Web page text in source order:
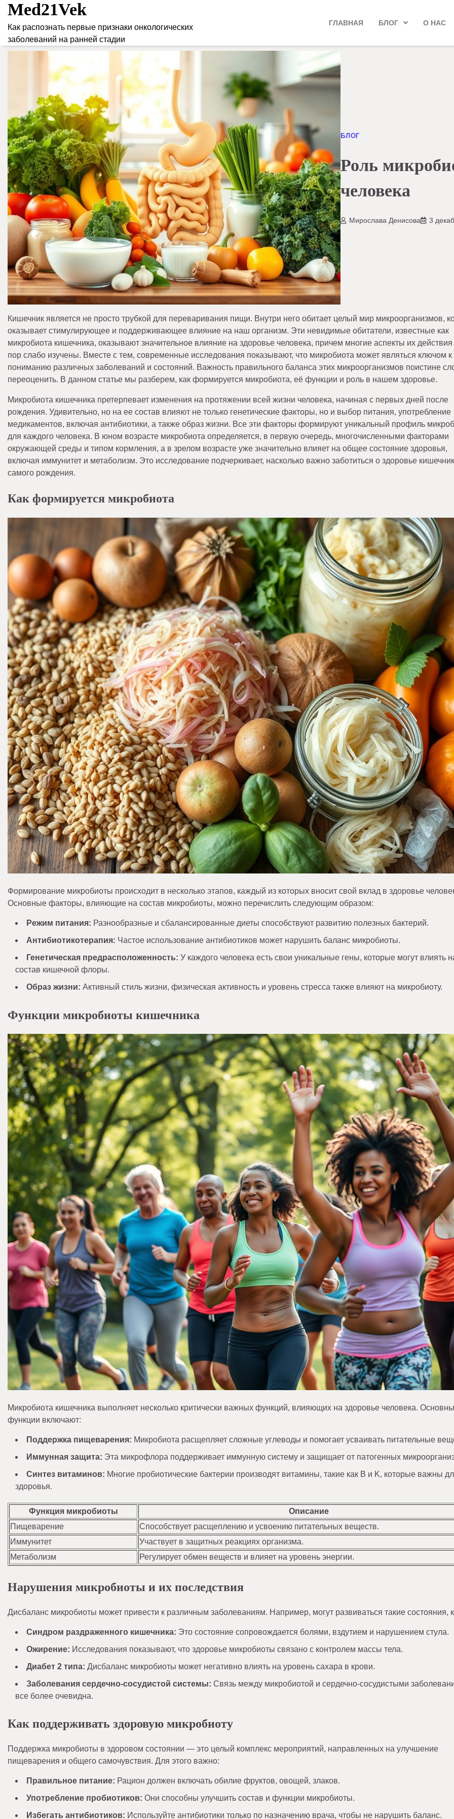
Skip
content
Med21Vek
Как распознать первые признаки онкологических
заболеваний на ранней стадии
ГЛАВНАЯ БЛОГ О НАС
БЛОГ
Роль
человека
Мирослава Денисова 3
Кишечник является не просто трубкой для переваривания пищи. Внутри него обитает целый мир микроорганизмов,
оказывает стимулирующее и поддерживающее влияние на наш организм. Эти невидимые обитатели, известные как
микробиота кишечника, оказывают значительное влияние на здоровье человека, причем многие аспекты их действия
пор слабо изучены. Вместе с тем, современные исследования показывают, что микробиота может являться ключом к
пониманию различных заболеваний и состояний. Важность правильного баланса этих микроорганизмов поистине
переоценить. В данном статье мы разберем, как формируется микробиота, её функции и роль в нашем здоровье.
Микробиота кишечника претерпевает изменения на протяжении всей жизни человека, начиная с первых дней после
рождения. Удивительно, но на ее состав влияют не только генетические факторы, но и выбор питания, употребление
медикаментов, включая антибиотики, а также образ жизни. Все эти факторы формируют уникальный профиль
для каждого человека. В юном возрасте микробиота определяется, в первую очередь, многочисленными факторами
окружающей среды и типом кормления, а в зрелом возрасте уже значительно влияет на общее состояние здоровья,
включая иммунитет и метаболизм. Это исследование подчеркивает, насколько важно заботиться о здоровье
самого рождения.
Как формируется микробиота
Формирование микробиоты происходит в несколько этапов, каждый из которых вносит свой вклад в здоровье
Основные факторы, влияющие на состав микробиоты, можно перечислить следующим образом:
Режим питания: Разнообразные и сбалансированные диеты способствуют развитию полезных бактерий.
Антибиотикотерапия: Частое использование антибиотиков может нарушить баланс микробиоты.
Генетическая предрасположенность: У каждого человека есть свои уникальные гены, которые могут влиять
состав кишечной флоры.
Образ жизни: Активный стиль жизни, физическая активность и уровень стресса также влияют на микробиоту.
Функции микробиоты кишечника
Микробиота кишечника выполняет несколько критически важных функций, влияющих на здоровье человека.
функции включают:
Поддержка пищеварения: Микробиота расщепляет сложные углеводы и помогает усваивать питательные
Иммунная защита: Эта микрофлора поддерживает иммунную систему и защищает от патогенных
Синтез витаминов: Многие пробиотические бактерии производят витамины, такие как B и K, которые важны
здоровья.
Функция микробиоты
Описание
Пищеварение
Способствует расщеплению и усвоению питательных веществ.
Иммунитет
Участвует в защитных реакциях организма.
Метаболизм
Регулирует обмен веществ и влияет на уровень энергии.
Нарушения микробиоты и их последствия
Дисбаланс микробиоты может привести к различным заболеваниям. Например, могут развиваться такие состояния,
Синдром раздраженного кишечника: Это состояние сопровождается болями, вздутием и нарушением стула.
Ожирение: Исследования показывают, что здоровье микробиоты связано с контролем массы тела.
Диабет 2 типа: Дисбаланс микробиоты может негативно влиять на уровень сахара в крови.
Заболевания сердечно-сосудистой системы: Связь между микробиотой и сердечно-сосудистыми
все более очевидна.
Как поддерживать здоровую микробиоту
Поддержка микробиоты в здоровом состоянии — это целый комплекс мероприятий, направленных на улучшение
пищеварения и общего самочувствия. Для этого важно:
Правильное питание: Рацион должен включать обилие фруктов, овощей, злаков.
Употребление пробиотиков: Они способны улучшить состав и функции микробиоты.
Избегать антибиотиков: Используйте антибиотики только по назначению врача, чтобы не нарушить баланс.